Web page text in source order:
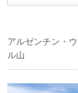
アルゼンチン・
ル山